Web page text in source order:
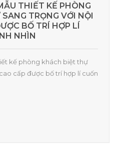
THIẾT KẾ PHÒNG
TRỌNG VỚI NỘI
BỐ TRÍ HỢP LÍ
NHÌN
kế phòng khách biệt thự
cấp được bố trí hợp lí cuốn